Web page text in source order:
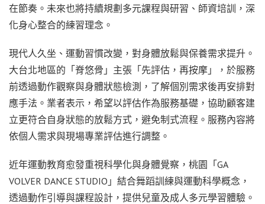
在節奏。未來也將持續規劃多元課程與研習、師資培訓，深
化身心整合的練習理念。
現代人久坐、運動習慣改變，對身體放鬆與保養需求提升。
大台北地區的「脊悠骨」主張「先評估，再按摩」，於服務
前透過動作觀察與身體狀態檢測，了解個別需求後再安排對
應手法。業者表示，希望以評估作為服務基礎，協助顧客建
立更符合自身狀態的放鬆方式，避免制式流程。服務內容將
依個人需求與現場專業評估進行調整。
近年運動教育愈發重視科學化與身體覺察，桃園「GA
VOLVER DANCE STUDIO」結合舞蹈訓練與運動科學概念，
透過動作引導與課程設計，提供兒童及成人多元學習體驗。